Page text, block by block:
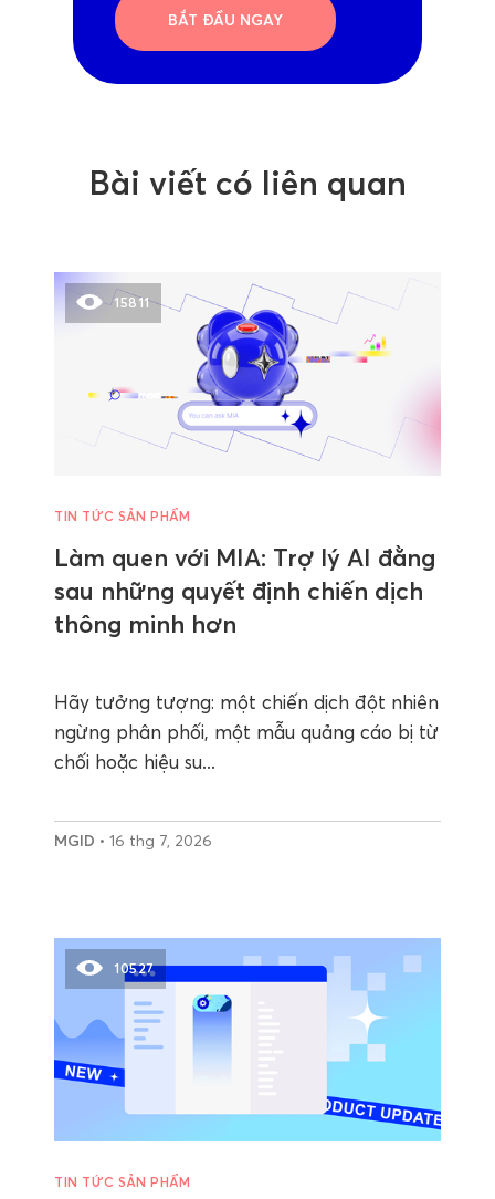
BẮT ĐẦU NGAY
Bài viết có liên quan
15811
TIN TỨC SẢN PHẨM
Làm quen với MIA: Trợ lý AI đằng
sau những quyết định chiến dịch
thông minh hơn
Hãy tưởng tượng: một chiến dịch đột nhiên
ngừng phân phối, một mẫu quảng cáo bị từ
chối hoặc hiệu su...
MGID • 16 thg 7, 2026
10527
TIN TỨC SẢN PHẨM